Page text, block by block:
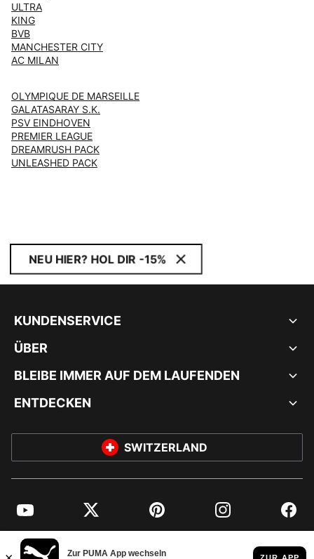
ULTRA
KING
BVB
MANCHESTER CITY
AC MILAN
OLYMPIQUE DE MARSEILLE
GALATASARAY S.K.
PSV EINDHOVEN
PREMIER LEAGUE
DREAMRUSH PACK
UNLEASHED PACK
NEU HIER? HOL DIR -15%
KUNDENSERVICE
ÜBER
BLEIBE IMMER AUF DEM LAUFENDEN
ENTDECKEN
SWITZERLAND
YouTube Twitter Pinterest Instagram
© PUMA EUROPE GMBH, 2026. ALLE RECHTE VORBEHALTEN
IMPRESSUM UND RECHTLICHE HINWEISE